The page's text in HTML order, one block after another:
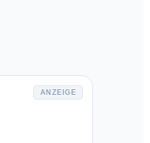
ANZEIGE